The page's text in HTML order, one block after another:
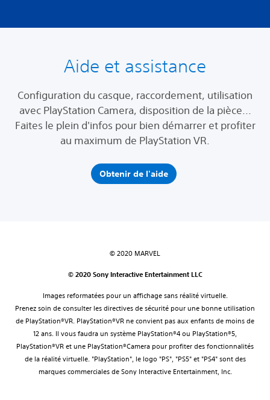
Aide et assistance
Configuration du casque, raccordement, utilisation
avec PlayStation Camera, disposition de la pièce...
Faites le plein d'infos pour bien démarrer et profiter
au maximum de PlayStation VR.
Obtenir de l'aide
© 2020 MARVEL
© 2020 Sony Interactive Entertainment LLC
Images reformatées pour un affichage sans réalité virtuelle.
Prenez soin de consulter les directives de sécurité pour une bonne utilisation
de PlayStation®VR. PlayStation®VR ne convient pas aux enfants de moins de
12 ans. Il vous faudra un système PlayStation®4 ou PlayStation®5,
PlayStation®VR et une PlayStation®Camera pour profiter des fonctionnalités
de la réalité virtuelle. "PlayStation", le logo "PS", "PS5" et "PS4" sont des
marques commerciales de Sony Interactive Entertainment, Inc.